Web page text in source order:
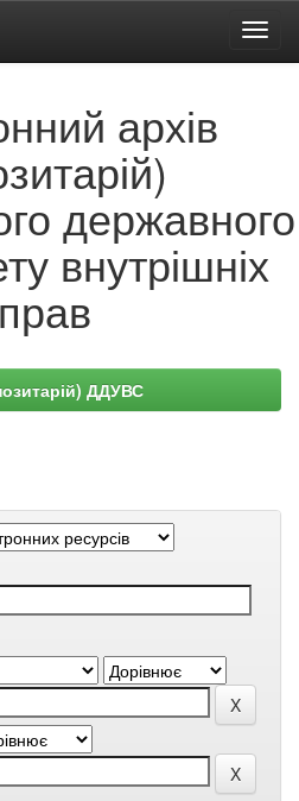
архів
державного
внутрішніх
ДДУВС